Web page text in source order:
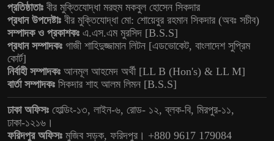
প্রতিষ্ঠাতাঃ বীর মুক্তিযোদ্ধা মরহুম মকবুল হোসেন সিকদার
প্রধান উপদেষ্টাঃ বীর মুক্তিযোদ্ধা মো: শোয়েবুর রহমান সিকদার (অবঃ সচীব)
সম্পাদক ও প্রকাশকঃ এ.এস.এম মুরসিদ [B.S.S]
প্রধান সম্পাদকঃ গাজী শাহিদুজ্জামান লিটন [এডভোকেট, বাংলাদেশ সুপ্রিম
কোর্ট]
নির্বাহী সম্পাদকঃ আনমূল আহমেদ অর্থী [LL B (Hon's) & LL M]
বার্তা সম্পাদকঃ সিকদার শাহ আলম লিমন [B.S.S]
ঢাকা অফিসঃ হোল্ডিং-১৩, লাইন-৬, রোড- ১২, ব্লক-বি, মিরপুর-১১,
ঢাকা-১২১৬।
ফরিদপুর অফিসঃ মুজিব সড়ক, ফরিদপুর। +880 9617 179084